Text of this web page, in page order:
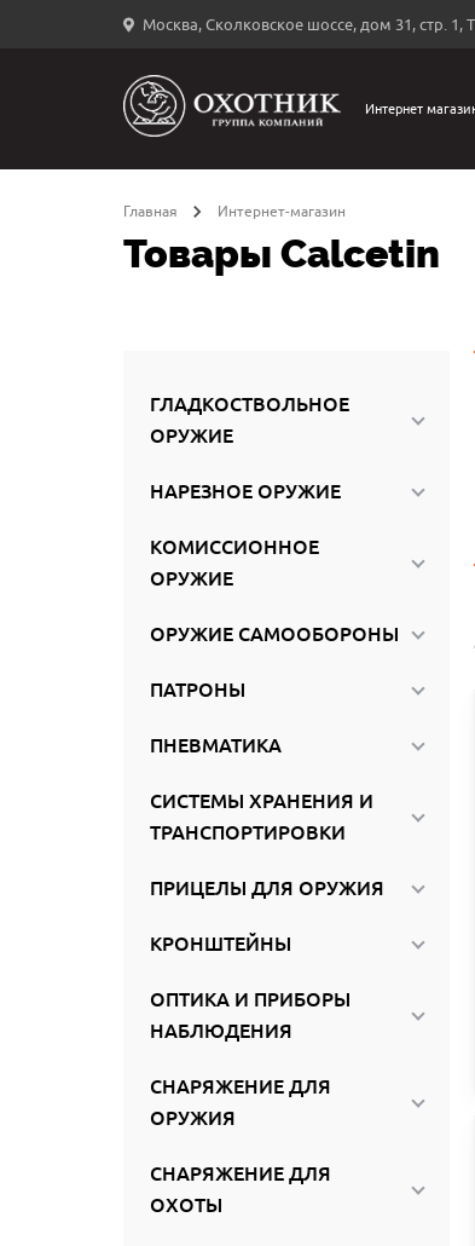
Москва, Сколковское шоссе, дом 31, стр. 1,
←
Интернет
Главная Интернет-магазин
Товары Calcetin
ГЛАДКОСТВОЛЬНОЕ
ОРУЖИЕ
НАРЕЗНОЕ ОРУЖИЕ
КОМИССИОННОЕ
ОРУЖИЕ
ОРУЖИЕ САМООБОРОНЫ
ПАТРОНЫ
ПНЕВМАТИКА
СИСТЕМЫ ХРАНЕНИЯ И
ТРАНСПОРТИРОВКИ
ПРИЦЕЛЫ ДЛЯ ОРУЖИЯ
КРОНШТЕЙНЫ
ОПТИКА И ПРИБОРЫ
НАБЛЮДЕНИЯ
СНАРЯЖЕНИЕ ДЛЯ
ОРУЖИЯ
СНАРЯЖЕНИЕ ДЛЯ
ОХОТЫ